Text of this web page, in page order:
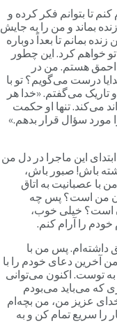
تا بتوانم فکر کرده و
بماند و من را به جایش
بمانم تا بعداً دوباره
خواهم کرد. این چطور
هستم. من در
درست می‌گویم؟ تو با
تاریک می‌گفتم. «خدا هر
می‌کند. تنها او حکمت
مورد سؤال قرار بدهم.»
این ماجرا در دل من
باش! صبور باش،
با عصبانیت به اتاق
من است؟ پس چه
است؟ خیلی خوب،
را آرام کنم.
داشته‌ام. پس من با
آخرین دعای خودم را با
توست. اکنون می‌توانی
که می‌باید می‌بودم
عزیز من، من بچه‌ام
را سریع تمام کن و به